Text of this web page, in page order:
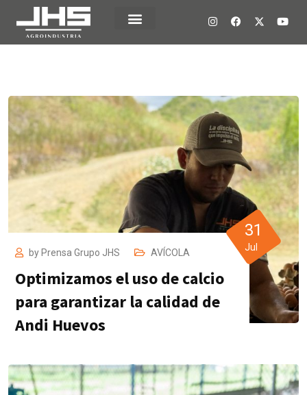
by Prensa Grupo JHS AVÍCOLA
Optimizamos el uso de calcio
para garantizar la calidad de
Andi Huevos
31
Jul